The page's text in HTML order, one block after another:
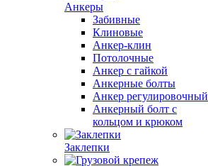
Анкеры
Забивные
Клиновые
Анкер-клин
Потолочные
Анкер с гайкой
Анкерные болты
Анкер регулировочный
Анкерный болт с
кольцом и крюком
Заклепки